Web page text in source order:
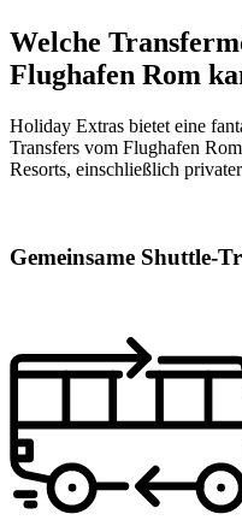
Welche
Flughafen Rom
Holiday Extras bietet eine
Transfers vom Flughafen
Resorts, einschließlich
Gemeinsame Shuttle-